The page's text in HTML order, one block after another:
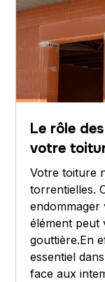
Le rôle
votre
Votre toiture
torrentielles.
élément peut
gouttière.En
essentiel
face aux